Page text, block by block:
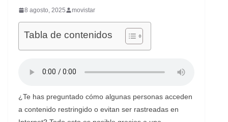
8 agosto, 2025 movistar
Tabla de contenidos
¿Te has preguntado cómo algunas personas acceden
a contenido restringido o evitan ser rastreadas en